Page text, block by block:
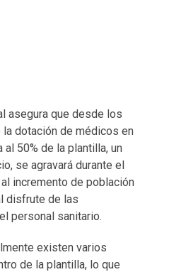
asegura que desde los
dotación de médicos en
50% de la plantilla, un
se agravará durante el
incremento de población
disfrute de las
personal sanitario.
existen varios
de la plantilla, lo que